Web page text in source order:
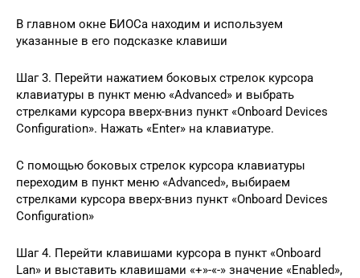
В главном окне БИОСа находим и используем
указанные в его подсказке клавиши
Шаг 3. Перейти нажатием боковых стрелок курсора
клавиатуры в пункт меню «Advanced» и выбрать
стрелками курсора вверх-вниз пункт «Onboard Devices
Configuration». Нажать «Enter» на клавиатуре.
С помощью боковых стрелок курсора клавиатуры
переходим в пункт меню «Advanced», выбираем
стрелками курсора вверх-вниз пункт «Onboard Devices
Configuration»
Шаг 4. Перейти клавишами курсора в пункт «Onboard
Lan» и выставить клавишами «+»-«-» значение «Enabled»,